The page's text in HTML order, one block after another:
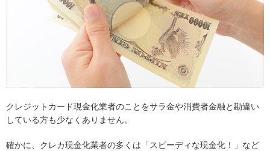
クレジットカード現金化業者のことをサラ金や消費者金融と勘違い
している方も少なくありません。
確かに、クレカ現金化業者の多くは「スピーディな現金化！」など